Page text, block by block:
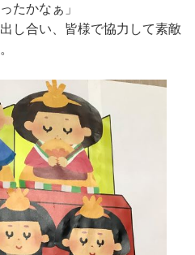
たかなぁ」
し合い、皆様で協力して素敵